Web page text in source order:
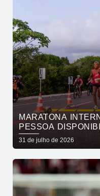
MARATONA
PESSOA
DAS PROVAS E
TRAJETOS
31 de julho de 2026